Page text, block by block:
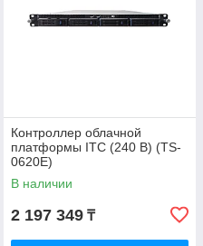
Контроллер облачной
платформы ITC (240 В) (TS-
0620E)
В наличии
2 197 349 ₸